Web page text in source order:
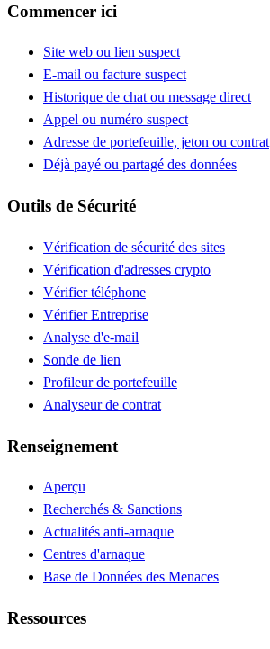
Commencer ici
Site web ou lien suspect
E-mail ou facture suspect
Historique de chat ou message direct
Appel ou numéro suspect
Adresse de portefeuille, jeton ou contrat
Déjà payé ou partagé des données
Outils de Sécurité
Vérification de sécurité des sites
Vérification d'adresses crypto
Vérifier téléphone
Vérifier Entreprise
Analyse d'e-mail
Sonde de lien
Profileur de portefeuille
Analyseur de contrat
Renseignement
Aperçu
Recherchés & Sanctions
Actualités anti-arnaque
Centres d'arnaque
Base de Données des Menaces
Ressources